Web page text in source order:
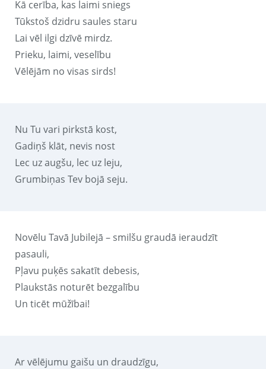
Kā cerība, kas laimi sniegs
Tūkstoš dzidru saules staru
Lai vēl ilgi dzīvē mirdz.
Prieku, laimi, veselību
Vēlējām no visas sirds!
Nu Tu vari pirkstā kost,
Gadiņš klāt, nevis nost
Lec uz augšu, lec uz leju,
Grumbiņas Tev bojā seju.
Novēlu Tavā Jubilejā – smilšu graudā ieraudzīt
pasauli,
Pļavu puķēs sakatīt debesis,
Plaukstās noturēt bezgalību
Un ticēt mūžībai!
Ar vēlējumu gaišu un draudzīgu,